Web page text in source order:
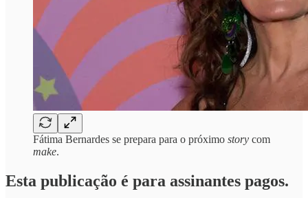
Fátima Bernardes se prepara para o próximo story com
make.
Esta publicação é para assinantes pagos.